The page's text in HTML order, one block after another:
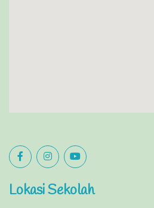
Lokasi Sekolah